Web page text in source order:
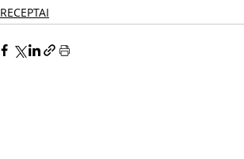
RECEPTAI